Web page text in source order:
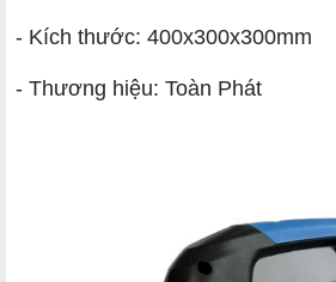
- Kích thước: 400x300x300mm
- Thương hiệu: Toàn Phát